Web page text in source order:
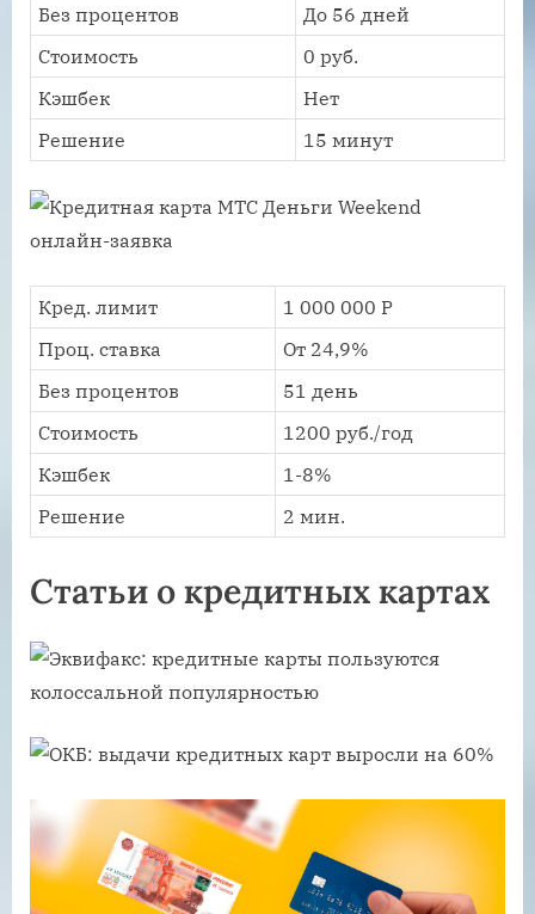
Без процентов
До 56 дней
Стоимость
0 руб.
Кэшбек
Нет
Решение
15 минут
Кред. лимит
1 000 000 Р
Проц. ставка
От 24,9%
Без процентов
51 день
Стоимость
1200 руб./год
Кэшбек
1-8%
Решение
2 мин.
Статьи о кредитных картах